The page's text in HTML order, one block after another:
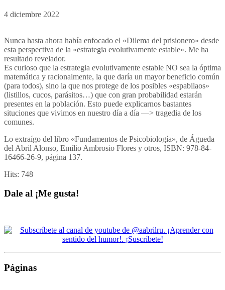
4 diciembre 2022
Nunca hasta ahora había enfocado el «Dilema del prisionero» desde
esta perspectiva de la «estrategia evolutivamente estable». Me ha
resultado revelador.
Es curioso que la estrategia evolutivamente estable NO sea la óptima
matemática y racionalmente, la que daría un mayor beneficio común
(para todos), sino la que nos protege de los posibles «espabilaos»
(listillos, cucos, parásitos…) que con gran probabilidad estarán
presentes en la población. Esto puede explicarnos bastantes
situciones que vivimos en nuestro día a día —> tragedia de los
comunes.
Lo extraígo del libro «Fundamentos de Psicobiología», de Águeda
del Abril Alonso, Emilio Ambrosio Flores y otros, ISBN: 978-84-
16466-26-9, página 137.
Hits: 748
Dale al ¡Me gusta!
Páginas